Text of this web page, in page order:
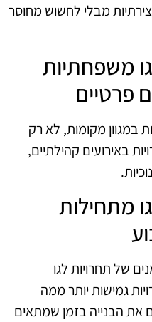
מבלי לחשוש מחוסר
לגו משפחתיות
פרטיים
במגוון מקומות, לא רק
באירועים קהילתיים,
לגו מתחילות
של תחרויות לגו
גמישות יותר ממה
את הבנייה בזמן שמתאים